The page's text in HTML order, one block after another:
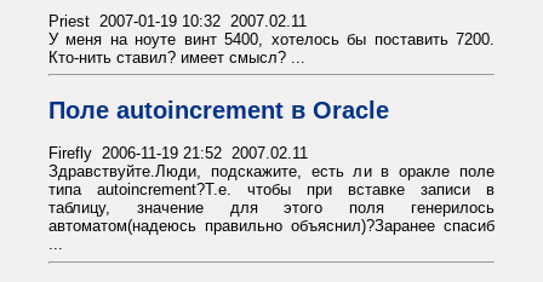
Priest 2007-01-19 10:32 2007.02.11
У меня на ноуте винт 5400, хотелось бы поставить 7200.
Кто-нить ставил? имеет смысл? ...
Поле autoincrement в Oracle
Firefly 2006-11-19 21:52 2007.02.11
Здравствуйте.Люди, подскажите, есть ли в оракле поле
типа autoincrement?Т.е. чтобы при вставке записи в
таблицу, значение для этого поля генерилось
автоматом(надеюсь правильно объяснил)?Заранее спасиб
...